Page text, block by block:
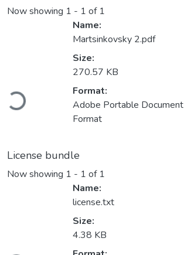
Now showing 1 - 1 of 1
Loading...
Name:
Martsinkovsky 2.pdf
Size:
270.57 KB
Format:
Adobe Portable Document
Format
License bundle
Now showing 1 - 1 of 1
Name:
license.txt
Size:
4.38 KB